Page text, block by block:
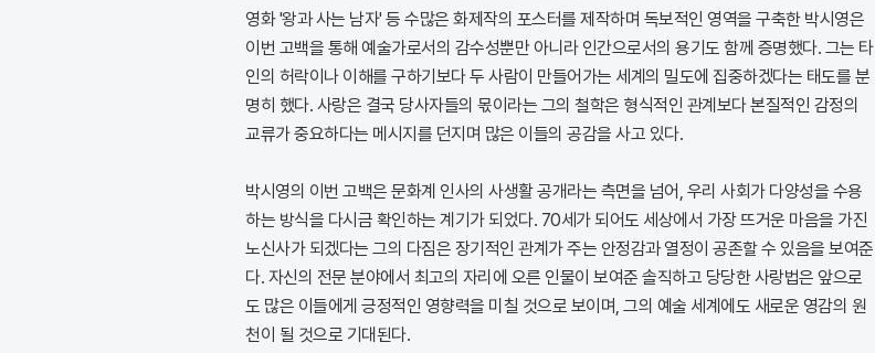
영화 '왕과 사는 남자' 등 수많은 화제작의 포스터를 제작하며 독보적인 영역을 구축한 박시영은
이번 고백을 통해 예술가로서의 감수성뿐만 아니라 인간으로서의 용기도 함께 증명했다. 그는 타
인의 허락이나 이해를 구하기보다 두 사람이 만들어가는 세계의 밀도에 집중하겠다는 태도를 분
명히 했다. 사랑은 결국 당사자들의 몫이라는 그의 철학은 형식적인 관계보다 본질적인 감정의
교류가 중요하다는 메시지를 던지며 많은 이들의 공감을 사고 있다.
박시영의 이번 고백은 문화계 인사의 사생활 공개라는 측면을 넘어, 우리 사회가 다양성을 수용
하는 방식을 다시금 확인하는 계기가 되었다. 70세가 되어도 세상에서 가장 뜨거운 마음을 가진
노신사가 되겠다는 그의 다짐은 장기적인 관계가 주는 안정감과 열정이 공존할 수 있음을 보여준
다. 자신의 전문 분야에서 최고의 자리에 오른 인물이 보여준 솔직하고 당당한 사랑법은 앞으로
도 많은 이들에게 긍정적인 영향력을 미칠 것으로 보이며, 그의 예술 세계에도 새로운 영감의 원
천이 될 것으로 기대된다.